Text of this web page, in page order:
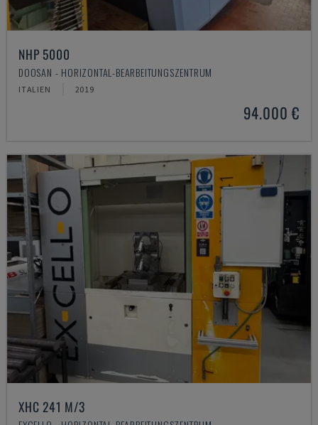
NHP 5000
DOOSAN - HORIZONTAL-BEARBEITUNGSZENTRUM
ITALIEN 2019
94.000 €
XHC 241 M/3